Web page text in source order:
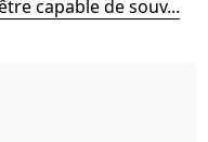
capable de souv...